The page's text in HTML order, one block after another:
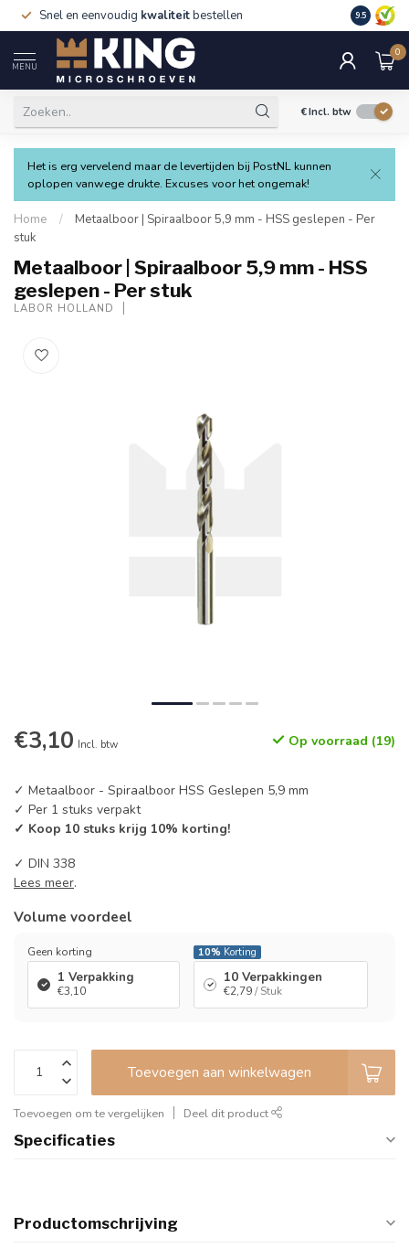
Snel en eenvoudig kwaliteitbestellen 9.5
MENU
0
€Incl. btw
Het is erg vervelend maar de levertijden bij PostNL kunnen
oplopen vanwege drukte. Excuses voor het ongemak!
Home /
Metaalboor | Spiraalboor 5,9 mm - HSS geslepen - Per
stuk
Metaalboor | Spiraalboor 5,9 mm - HSS
geslepen - Per stuk
LABOR HOLLAND
€3,10 Incl. btw Op voorraad (19)
✓ Metaalboor - Spiraalboor HSS Geslepen 5,9 mm
✓ Per 1 stuks verpakt
✓ Koop 10 stuks krijg 10% korting!
✓ DIN 338
Lees meer.
Volume voordeel
Geen korting
1 Verpakking
€3,10
10% Korting
10 Verpakkingen
€2,79/ Stuk
Toevoegen aan winkelwagen
Toevoegen om te vergelijken Deel dit product
Specificaties
Productomschrijving